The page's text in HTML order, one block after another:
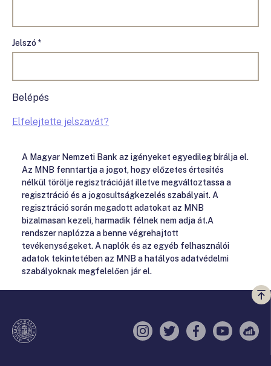
Jelszó *
Belépés
Elfelejtette jelszavát?
A Magyar Nemzeti Bank az igényeket egyedileg bírálja el.
Az MNB fenntartja a jogot, hogy előzetes értesítés
nélkül törölje regisztrációját illetve megváltoztassa a
regisztráció és a jogosultságkezelés szabályait. A
regisztráció során megadott adatokat az MNB
bizalmasan kezeli, harmadik félnek nem adja át.A
rendszer naplózza a benne végrehajtott
tevékenységeket. A naplók és az egyéb felhasználói
adatok tekintetében az MNB a hatályos adatvédelmi
szabályoknak megfelelően jár el.
a
Instagram
TwitterFacebook
YouTube